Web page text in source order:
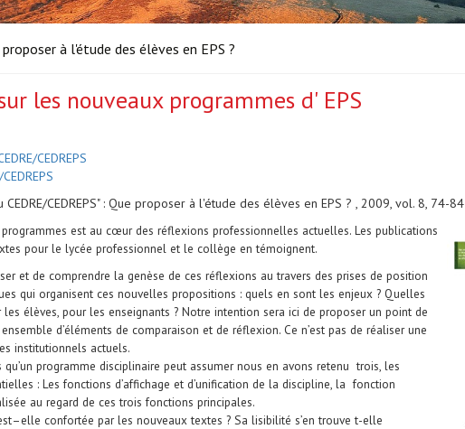
à l'étude des élèves en EPS ?
les nouveaux programmes d' EPS
CEDREPS
CEDRE/CEDREPS" : Que proposer à l'étude des élèves en EPS ? , 2009, vol. 8, 74-84
est au cœur des réflexions professionnelles actuelles. Les publications
pour le lycée professionnel et le collège en témoignent.
et de comprendre la genèse de ces réflexions au travers des prises de position
qui organisent ces nouvelles propositions : quels en sont les enjeux ? Quelles
élèves, pour les enseignants ? Notre intention sera ici de proposer un point de
d’éléments de comparaison et de réflexion. Ce n’est pas de réaliser une
institutionnels actuels.
programme disciplinaire peut assumer nous en avons retenu trois, les
: Les fonctions d’affichage et d’unification de la discipline, la fonction
au regard de ces trois fonctions principales.
confortée par les nouveaux textes ? Sa lisibilité s’en trouve t-elle